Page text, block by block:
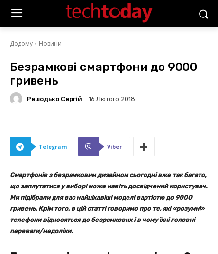
Додому Новини
Безрамкові смартфони до 9000
гривень
Решодько Сергій 16 Лютого 2018
Telegram Viber
Смартфонів з безрамковим дизайном сьогодні вже так багато,
що заплутатися у виборі може навіть досвідчений користувач.
Ми підібрали для вас найцікавіші моделі вартістю до 9000
гривень. Крім того, в цій статті говоримо про те, які «розумні»
телефони відносяться до безрамкових і в чому їхні головні
переваги/недоліки.